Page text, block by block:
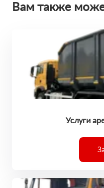
Вам также
Услуги